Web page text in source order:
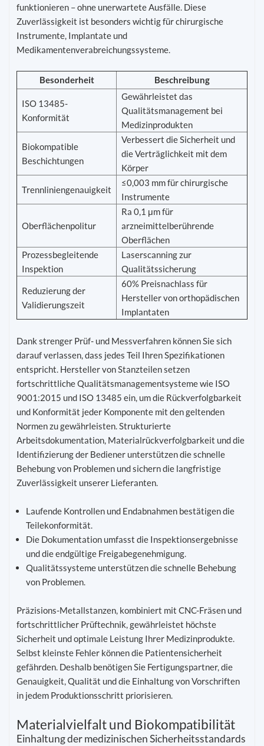
funktionieren – ohne unerwartete Ausfälle. Diese
Zuverlässigkeit ist besonders wichtig für chirurgische
Instrumente, Implantate und
Medikamentenverabreichungssysteme.
Besonderheit Beschreibung
ISO 13485-
Konformität
Gewährleistet das
Qualitätsmanagement bei
Medizinprodukten
Biokompatible
Beschichtungen
Verbessert die Sicherheit und
die Verträglichkeit mit dem
Körper
Trennliniengenauigkeit
≤0,003 mm für chirurgische
Instrumente
Oberflächenpolitur
Ra 0,1 μm für
arzneimittelberührende
Oberflächen
Prozessbegleitende
Inspektion
Laserscanning zur
Qualitätssicherung
Reduzierung der
Validierungszeit
60% Preisnachlass für
Hersteller von orthopädischen
Implantaten
Dank strenger Prüf- und Messverfahren können Sie sich
darauf verlassen, dass jedes Teil Ihren Spezifikationen
entspricht. Hersteller von Stanzteilen setzen
fortschrittliche Qualitätsmanagementsysteme wie ISO
9001:2015 und ISO 13485 ein, um die Rückverfolgbarkeit
und Konformität jeder Komponente mit den geltenden
Normen zu gewährleisten. Strukturierte
Arbeitsdokumentation, Materialrückverfolgbarkeit und die
Identifizierung der Bediener unterstützen die schnelle
Behebung von Problemen und sichern die langfristige
Zuverlässigkeit unserer Lieferanten.
Laufende Kontrollen und Endabnahmen bestätigen die
Teilekonformität.
Die Dokumentation umfasst die Inspektionsergebnisse
und die endgültige Freigabegenehmigung.
Qualitätssysteme unterstützen die schnelle Behebung
von Problemen.
Präzisions-Metallstanzen, kombiniert mit CNC-Fräsen und
fortschrittlicher Prüftechnik, gewährleistet höchste
Sicherheit und optimale Leistung Ihrer Medizinprodukte.
Selbst kleinste Fehler können die Patientensicherheit
gefährden. Deshalb benötigen Sie Fertigungspartner, die
Genauigkeit, Qualität und die Einhaltung von Vorschriften
in jedem Produktionsschritt priorisieren.
Materialvielfalt und Biokompatibilität
Einhaltung der medizinischen Sicherheitsstandards